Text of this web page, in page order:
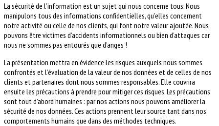
La sécurité de l’information est un sujet qui nous concerne tous. Nous
manipulons tous des informations confidentielles, qu’elles concernent
notre activité ou celle de nos clients, qui font notre valeur ajoutée. Nous
pouvons être victimes d’accidents informationnels ou bien d’attaques car
nous ne sommes pas entourés que d’anges !
La présentation mettra en évidence les risques auxquels nous sommes
confrontés et l’évaluation de la valeur de nos données et de celles de nos
clients et partenaires dont nous sommes responsables. Elle couvrira
ensuite les précautions à prendre pour mitiger ces risques. Les précautions
sont tout d’abord humaines : par nos actions nous pouvons améliorer la
sécurité de nos données. Ces actions prennent leur source tant dans nos
comportements humains que dans des méthodes techniques.